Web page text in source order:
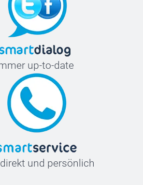
up-to-date
und persönlich